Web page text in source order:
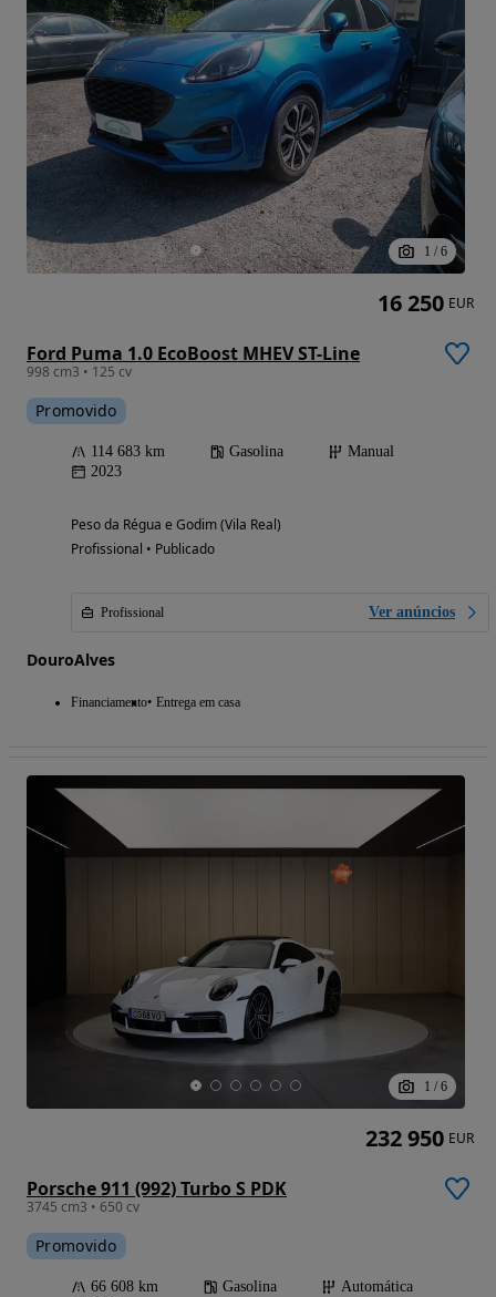
1 / 6
Ford Puma 1.0 EcoBoost MHEV ST-Line
998 cm3 • 125 cv
Promovido
114 683 km Gasolina
Manual
2023
Peso da Régua e Godim (Vila Real)
Profissional • Publicado
Profissional Ver anúncios
DouroAlves
Financiamento Entrega em casa
16 250 EUR
1 / 6
Porsche 911 (992) Turbo S PDK
3745 cm3 • 650 cv
Promovido
66 608 km Gasolina
Automática
232 950 EUR